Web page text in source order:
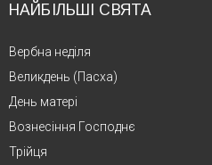
НАЙБІЛЬШІ СВЯТА
Вербна неділя
Великдень (Пасха)
День матері
Вознесіння Господнє
Трійця